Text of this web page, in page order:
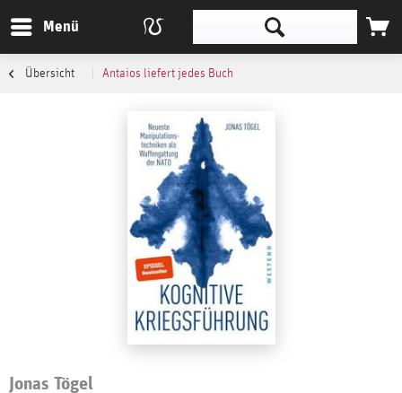
Menü
Übersicht Antaios liefert jedes Buch
Jonas Tögel